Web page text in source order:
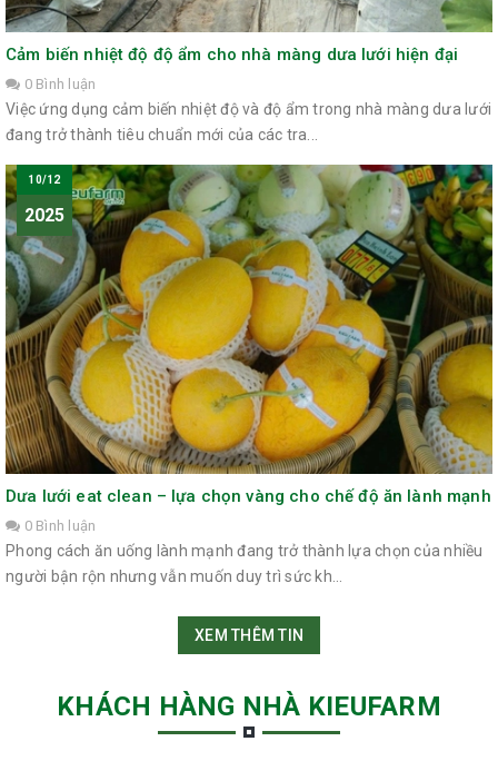
Cảm biến nhiệt độ độ ẩm cho nhà màng dưa lưới hiện đại
0 Bình luận
Việc ứng dụng cảm biến nhiệt độ và độ ẩm trong nhà màng dưa lưới
đang trở thành tiêu chuẩn mới của các tra...
10/12
2025
Dưa lưới eat clean – lựa chọn vàng cho chế độ ăn lành mạnh
0 Bình luận
Phong cách ăn uống lành mạnh đang trở thành lựa chọn của nhiều
người bận rộn nhưng vẫn muốn duy trì sức kh...
XEM THÊM TIN
KHÁCH HÀNG NHÀ KIEUFARM